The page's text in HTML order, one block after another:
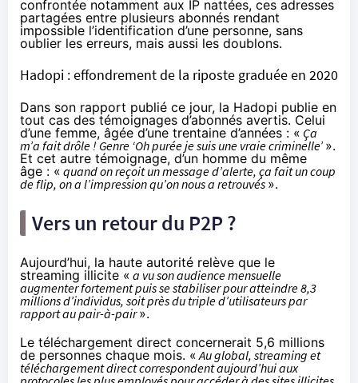
confrontée notamment aux IP nattées, ces adresses
partagées entre plusieurs abonnés rendant
impossible l’identification d’une personne, sans
oublier les erreurs, mais aussi les doublons.
Hadopi : effondrement de la riposte graduée en 2020
Dans son rapport publié ce jour, la Hadopi publie en
tout cas des témoignages d’abonnés avertis. Celui
d’une femme, âgée d’une trentaine d’années : « Ça
m’a fait drôle ! Genre ‘Oh purée je suis une vraie criminelle’ ».
Et cet autre témoignage, d’un homme du même
âge : « quand on reçoit un message d’alerte, ça fait un coup
de flip, on a l’impression qu’on nous a retrouvés ».
Vers un retour du P2P ?
Aujourd’hui, la haute autorité relève que le
streaming illicite « a vu son audience mensuelle
augmenter fortement puis se stabiliser pour atteindre 8,3
millions d’individus, soit près du triple d’utilisateurs par
rapport au pair-à-pair».
Le téléchargement direct concernerait 5,6 millions
de personnes chaque mois. «Au global, streaming et
téléchargement direct correspondent aujourd’hui aux